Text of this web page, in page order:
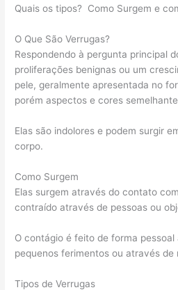
Quais os tipos? Como Surgem e
O Que São Verrugas?
Respondendo à pergunta principal
proliferações benignas ou um
pele, geralmente apresentada no
porém aspectos e cores
Elas são indolores e podem surgir
corpo.
Como Surgem
Elas surgem através do contato
contraído através de pessoas ou
O contágio é feito de forma
pequenos ferimentos ou através de
Tipos de Verrugas